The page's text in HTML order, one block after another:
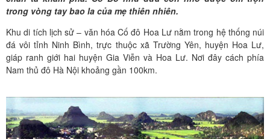
trong vòng tay bao la của mẹ thiên nhiên.
Khu di tích lịch sử – văn hóa Cố đô Hoa Lư nằm trong hệ thống núi
đá vôi tỉnh Ninh Bình, trực thuộc xã Trường Yên, huyện Hoa Lư,
giáp ranh giới hai huyện Gia Viễn và Hoa Lư. Nơi đây cách phía
Nam thủ đô Hà Nội khoảng gần 100km.